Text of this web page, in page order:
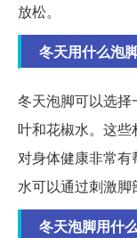
放松。
冬天用什么泡
冬天泡脚可以选
叶和花椒水。这些
对身体健康非常
水可以通过刺激脚
冬天泡脚用什